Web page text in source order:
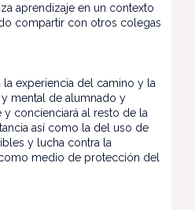
aprendizaje en un contexto
compartir con otros colegas
la experiencia del camino y la
mental de alumnado y
concienciará al resto de la
así como la del uso de
y lucha contra la
medio de protección del